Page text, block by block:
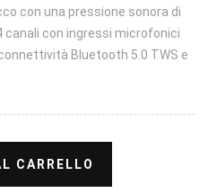
con una pressione sonora di
canali con ingressi microfonici
Bluetooth 5.0 TWS e
CARRELLO